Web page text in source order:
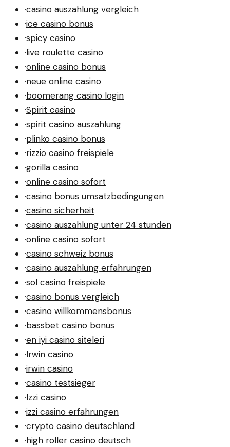
·casino auszahlung vergleich
·ice casino bonus
·spicy casino
·live roulette casino
·online casino bonus
·neue online casino
·boomerang casino login
·Spirit casino
·spirit casino auszahlung
·plinko casino bonus
·rizzio casino freispiele
·gorilla casino
·online casino sofort
·casino bonus umsatzbedingungen
·casino sicherheit
·casino auszahlung unter 24 stunden
·online casino sofort
·casino schweiz bonus
·casino auszahlung erfahrungen
·sol casino freispiele
·casino bonus vergleich
·casino willkommensbonus
·bassbet casino bonus
·en iyi casino siteleri
·Irwin casino
·irwin casino
·casino testsieger
·Izzi casino
·izzi casino erfahrungen
·crypto casino deutschland
·high roller casino deutsch